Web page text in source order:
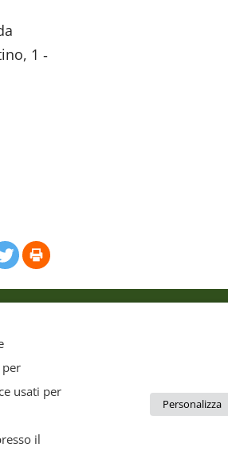
1 ‐
dal diritto d’autore. È pertanto vietato copiarli,
da intendere esclusivamente per uso personale.
layout), mantenendo chiaramente "Distretto
usati per
il
Personalizza